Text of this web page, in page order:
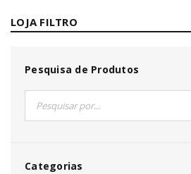
LOJA FILTRO
Pesquisa de Produtos
Categorias